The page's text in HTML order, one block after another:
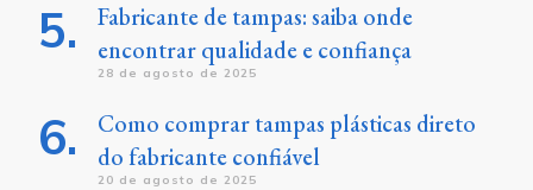
Fabricante de tampas: saiba onde
encontrar qualidade e confiança
28 de agosto de 2025
Como comprar tampas plásticas direto
do fabricante confiável
20 de agosto de 2025